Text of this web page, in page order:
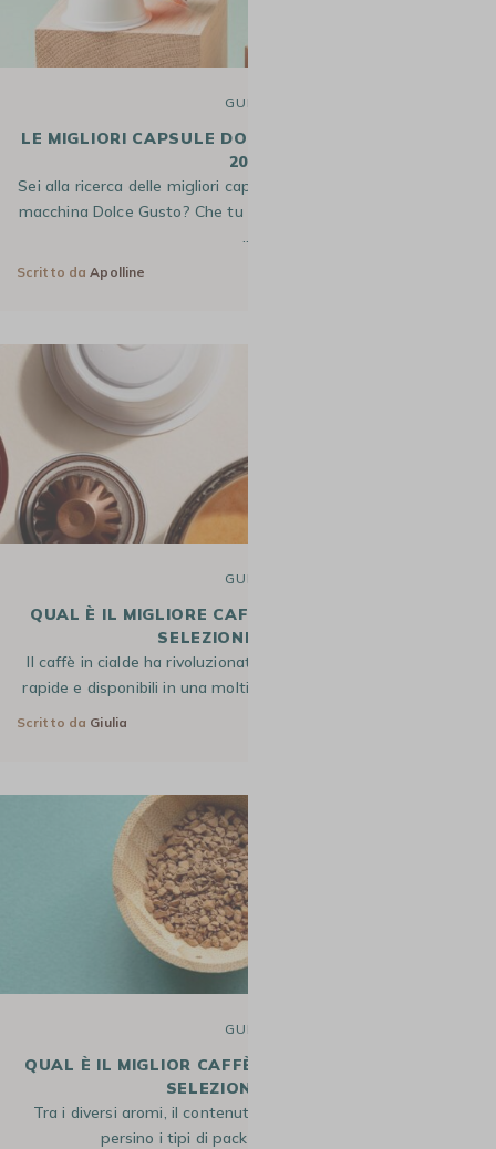
GUIDE
LE MIGLIORI CAPSULE DOLCE GUSTO PER GENNAIO
2026
Sei alla ricerca delle migliori capsule da caffè compatibili con la
macchina Dolce Gusto? Che tu preferisca un espresso intenso,
…
Scritto daApolline
GUIDE
QUAL È IL MIGLIORE CAFFÈ IN CAPS? LA NOSTRA
SELEZIONE PER 2026
Il caffè in cialde ha rivoluzionato le nostre abitudini: pratiche,
rapide e disponibili in una moltitudine di intensità, le capsule…
Scritto da Giulia
GUIDE
QUAL È IL MIGLIOR CAFFÈ SOLUBILE ? LA NOSTRA
SELEZIONE DI 2026
Tra i diversi aromi, il contenuto di caffeina, i tipi di chicchi e
persino i tipi di packaging, scegliere un…